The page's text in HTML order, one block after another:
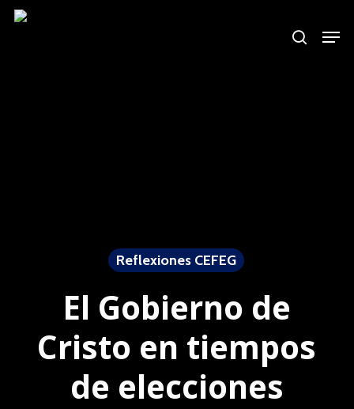
Skip
Reflexiones CEFEG
El Gobierno de
Cristo en tiempos
de elecciones